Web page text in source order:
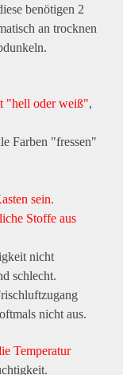
benötigen 2
an trocknen
"hell oder weiß",
Farben "fressen"
sein.
Stoffe aus
nicht
schlecht.
nicht aus.
Temperatur